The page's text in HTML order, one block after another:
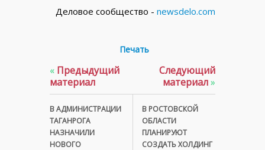
Деловое сообщество - newsdelo.com
Печать
« Предыдущий
материал
В АДМИНИСТРАЦИИ
ТАГАНРОГА
НАЗНАЧИЛИ
НОВОГО
Следующий
материал»
В РОСТОВСКОЙ
ОБЛАСТИ
ПЛАНИРУЮТ
СОЗДАТЬ ХОЛДИНГ